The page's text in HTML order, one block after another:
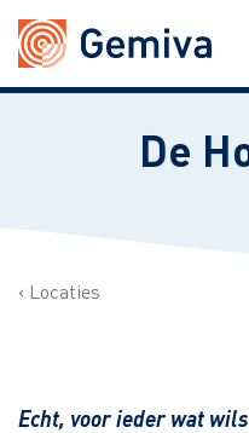
De
Locaties
Echt, voor ieder wat